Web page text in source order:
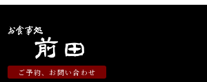
ご予約、お問い合わせ